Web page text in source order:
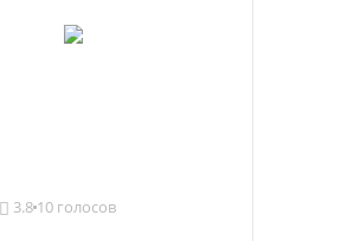
3.810 голосов